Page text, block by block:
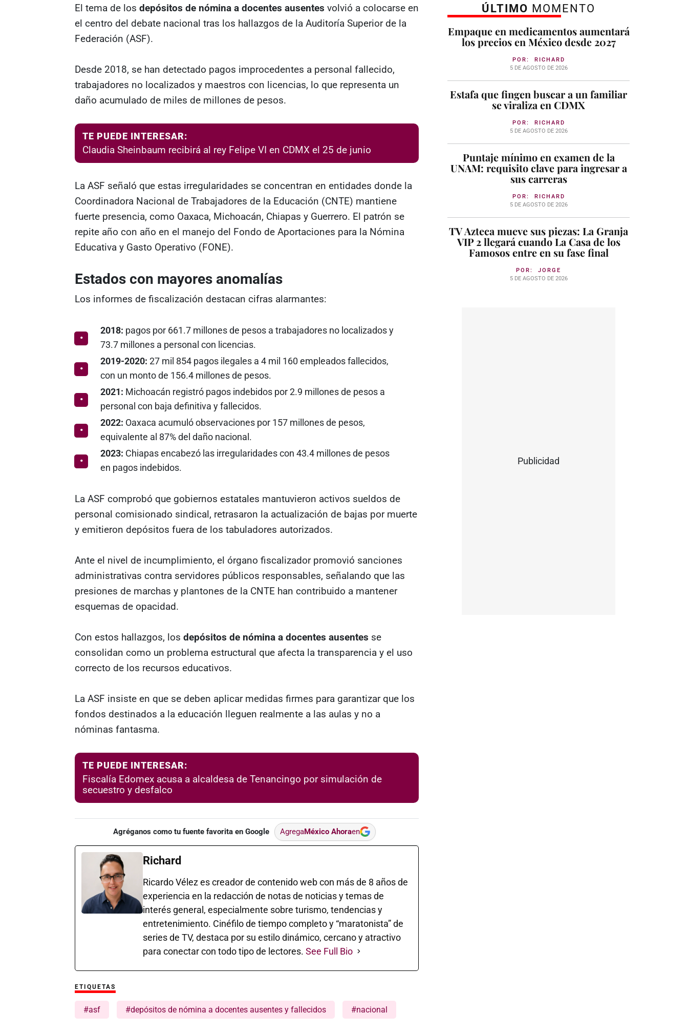
El tema de los depósitos de nómina a docentes ausentes volvió a colocarse en
el centro del debate nacional tras los hallazgos de la Auditoría Superior de la
Federación (ASF).
Desde 2018, se han detectado pagos improcedentes a personal fallecido,
trabajadores no localizados y maestros con licencias, lo que representa un
daño acumulado de miles de millones de pesos.
TE PUEDE INTERESAR:
Claudia Sheinbaum recibirá al rey Felipe VI en CDMX el 25 de junio
La ASF señaló que estas irregularidades se concentran en entidades donde la
Coordinadora Nacional de Trabajadores de la Educación (CNTE) mantiene
fuerte presencia, como Oaxaca, Michoacán, Chiapas y Guerrero. El patrón se
repite año con año en el manejo del Fondo de Aportaciones para la Nómina
Educativa y Gasto Operativo (FONE).
Estados con mayores anomalías
Los informes de fiscalización destacan cifras alarmantes:
2018: pagos por 661.7 millones de pesos a trabajadores no localizados y
73.7 millones a personal con licencias.
2019-2020: 27 mil 854 pagos ilegales a 4 mil 160 empleados fallecidos,
con un monto de 156.4 millones de pesos.
2021: Michoacán registró pagos indebidos por 2.9 millones de pesos a
personal con baja definitiva y fallecidos.
2022: Oaxaca acumuló observaciones por 157 millones de pesos,
equivalente al 87% del daño nacional.
2023: Chiapas encabezó las irregularidades con 43.4 millones de pesos
en pagos indebidos.
La ASF comprobó que gobiernos estatales mantuvieron activos sueldos de
personal comisionado sindical, retrasaron la actualización de bajas por muerte
y emitieron depósitos fuera de los tabuladores autorizados.
Ante el nivel de incumplimiento, el órgano fiscalizador promovió sanciones
administrativas contra servidores públicos responsables, señalando que las
presiones de marchas y plantones de la CNTE han contribuido a mantener
esquemas de opacidad.
Con estos hallazgos, los depósitos de nómina a docentes ausentes se
consolidan como un problema estructural que afecta la transparencia y el uso
correcto de los recursos educativos.
La ASF insiste en que se deben aplicar medidas firmes para garantizar que los
fondos destinados a la educación lleguen realmente a las aulas y no a
nóminas fantasma.
TE PUEDE INTERESAR:
Fiscalía Edomex acusa a alcaldesa de Tenancingo por simulación de
secuestro y desfalco
Agréganos como tu fuente favorita en Google AgregaMéxico Ahoraen
Richard
Ricardo Vélez es creador de contenido web con más de 8 años de
experiencia en la redacción de notas de noticias y temas de
interés general, especialmente sobre turismo, tendencias y
entretenimiento. Cinéfilo de tiempo completo y “maratonista” de
series de TV, destaca por su estilo dinámico, cercano y atractivo
para conectar con todo tipo de lectores. See Full Bio
ETIQUETAS
#asf #depósitos de nómina a docentes ausentes y fallecidos #nacional
ÚLTIMO MOMENTO
Empaque en medicamentos aumentará
los precios en México desde 2027
POR: RICHARD
5 DE AGOSTO DE 2026
Estafa que fingen buscar a un familiar
se viraliza en CDMX
POR: RICHARD
5 DE AGOSTO DE 2026
Puntaje mínimo en examen de la
UNAM: requisito clave para ingresar a
sus carreras
POR: RICHARD
5 DE AGOSTO DE 2026
TV Azteca mueve sus piezas: La Granja
VIP 2 llegará cuando La Casa de los
Famosos entre en su fase final
POR: JORGE
5 DE AGOSTO DE 2026
Publicidad